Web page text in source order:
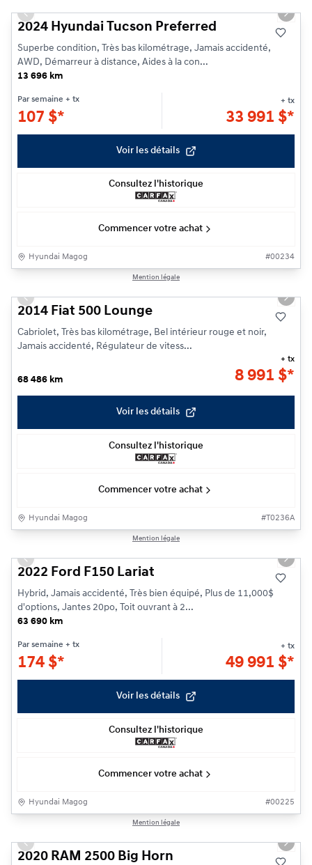
Previous slide Next
2024 Hyundai Tucson Preferred
Superbe condition, Très bas kilométrage, Jamais accidenté,
AWD, Démarreur à distance, Aides à la con...
13 696 km
Par semaine + tx
107 $*
+ tx
33 991 $*
Voir les détails
Consultez l'historique
Commencer votre achat
Hyundai Magog #00234
Mention légale
Previous slide Next
2014 Fiat 500 Lounge
Cabriolet, Très bas kilométrage, Bel intérieur rouge et noir,
Jamais accidenté, Régulateur de vitess...
68 486 km 8 991 $*
+ tx
Voir les détails
Consultez l'historique
Commencer votre achat
Hyundai Magog # T0236A
Mention légale
Previous slide Next
2022 Ford F150 Lariat
Hybrid, Jamais accidenté, Très bien équipé, Plus de 11,000$
d'options, Jantes 20po, Toit ouvrant à 2...
63 690 km
Par semaine + tx
174 $*
+ tx
49 991 $*
Voir les détails
Consultez l'historique
Commencer votre achat
Hyundai Magog #00225
Mention légale
Previous slide Next
2020 RAM 2500 Big Horn